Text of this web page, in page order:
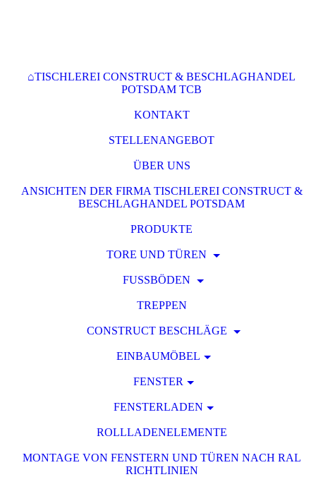
⌂TISCHLEREI CONSTRUCT & BESCHLAGHANDEL
POTSDAM TCB
KONTAKT
STELLENANGEBOT
ÜBER UNS
ANSICHTEN DER FIRMA TISCHLEREI CONSTRUCT &
BESCHLAGHANDEL POTSDAM
PRODUKTE
TORE UND TÜREN
FUSSBÖDEN
TREPPEN
CONSTRUCT BESCHLÄGE
EINBAUMÖBEL
FENSTER
FENSTERLADEN
ROLLLADENELEMENTE
MONTAGE VON FENSTERN UND TÜREN NACH RAL
RICHTLINIEN